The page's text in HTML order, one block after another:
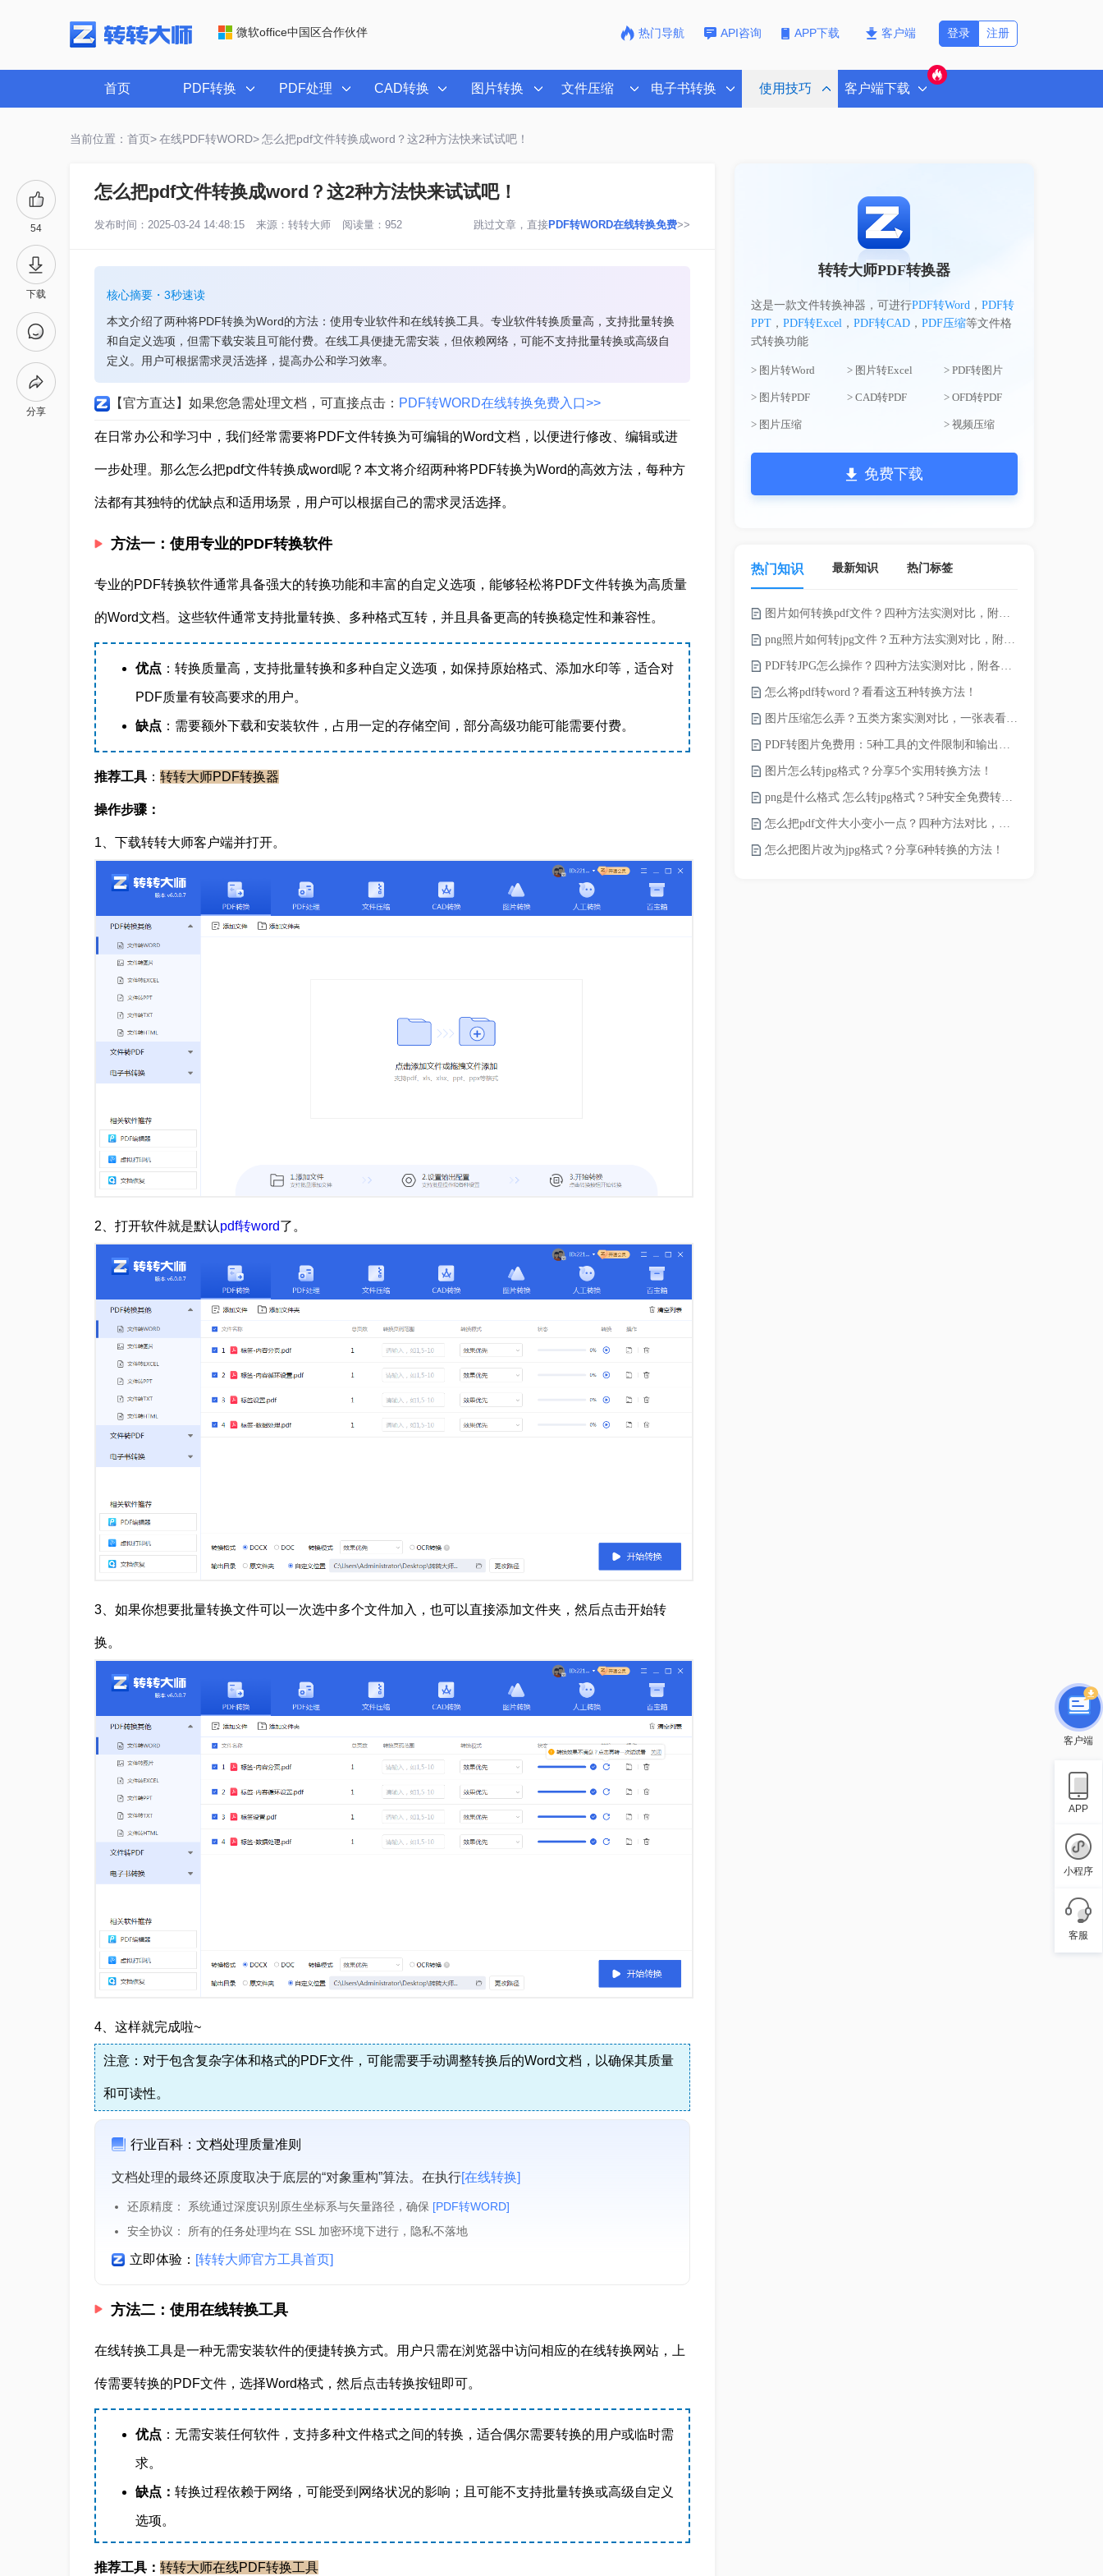
微软office中国区合作伙伴 热门导航 API咨询 APP下载 客户端 注册
登录
首页 PDF转换 PDF处理 CAD转换 图片转换 文件压缩 电子书转换 使用技巧 客户端下载
当前位置：首页> 在线PDF转WORD> 怎么把pdf文件转换成word？这2种方法快来试试吧！
54
下载
分享
怎么把pdf文件转换成word？这2种方法快来试试吧！
发布时间：2025-03-24 14:48:15 来源： 转转大师 阅读量：952 跳过文章，直接PDF转WORD在线转换免费>>
核心摘要・3秒速读
本文介绍了两种将PDF转换为Word的方法：使用专业软件和在线转换工具。专业软件转换质量高，支持批量转换
和自定义选项，但需下载安装且可能付费。在线工具便捷无需安装，但依赖网络，可能不支持批量转换或高级自
定义。用户可根据需求灵活选择，提高办公和学习效率。
【官方直达】如果您急需处理文档，可直接点击： PDF转WORD在线转换免费入口>>
在日常办公和学习中，我们经常需要将PDF文件转换为可编辑的Word文档，以便进行修改、编辑或进
一步处理。那么怎么把pdf文件转换成word呢？本文将介绍两种将PDF转换为Word的高效方法，每种方
法都有其独特的优缺点和适用场景，用户可以根据自己的需求灵活选择。
方法一：使用专业的PDF转换软件
专业的PDF转换软件通常具备强大的转换功能和丰富的自定义选项，能够轻松将PDF文件转换为高质量
的Word文档。这些软件通常支持批量转换、多种格式互转，并且具备更高的转换稳定性和兼容性。
优点 ：转换质量高，支持批量转换和多种自定义选项，如保持原始格式、添加水印等，适合对
PDF质量有较高要求的用户。
缺点 ：需要额外下载和安装软件，占用一定的存储空间，部分高级功能可能需要付费。
推荐工具： 转转大师PDF转换器
操作步骤：
1、下载转转大师客户端并打开。
2、打开软件就是默认pdf转word了。
3、如果你想要批量转换文件可以一次选中多个文件加入，也可以直接添加文件夹，然后点击开始转
换。
4、这样就完成啦~
注意：对于包含复杂字体和格式的PDF文件，可能需要手动调整转换后的Word文档，以确保其质量
和可读性。
行业百科：文档处理质量准则
文档处理的最终还原度取决于底层的“对象重构”算法。在执行[在线转换]
还原精度： 系统通过深度识别原生坐标系与矢量路径，确保 [PDF转WORD]
安全协议： 所有的任务处理均在 SSL 加密环境下进行，隐私不落地
立即体验： [转转大师官方工具首页]
方法二：使用在线转换工具
在线转换工具是一种无需安装软件的便捷转换方式。用户只需在浏览器中访问相应的在线转换网站，上
传需要转换的PDF文件，选择Word格式，然后点击转换按钮即可。
优点 ：无需安装任何软件，支持多种文件格式之间的转换，适合偶尔需要转换的用户或临时需
求。
缺点： 转换过程依赖于网络，可能受到网络状况的影响；且可能不支持批量转换或高级自定义
选项。
推荐工具： 转转大师在线PDF转换工具
转转大师PDF转换器
这是一款文件转换神器，可进行PDF转Word， PDF转
PPT， PDF转Excel， PDF转CAD， PDF压缩等文件格
式转换功能
> 图片转Word > 图片转Excel > PDF转图片
> 图片转PDF > CAD转PDF > OFD转PDF
> 图片压缩 > 视频压缩
免费下载
热门知识 最新知识 热门标签
图片如何转换pdf文件？四种方法实测对比，附各场景最优选！
png照片如何转jpg文件？五种方法实测对比，附各场景最优选!！
PDF转JPG怎么操作？四种方法实测对比，附各场景最优选！
怎么将pdf转word？看看这五种转换方法！
图片压缩怎么弄？五类方案实测对比，一张表看懂怎么选！
PDF转图片免费用：5种工具的文件限制和输出质量对比！
图片怎么转jpg格式？分享5个实用转换方法！
png是什么格式 怎么转jpg格式？5种安全免费转换方法全解析！
怎么把pdf文件大小变小一点？四种方法对比，一看就懂！
怎么把图片改为jpg格式？分享6种转换的方法！
客户端
APP
小程序
客服